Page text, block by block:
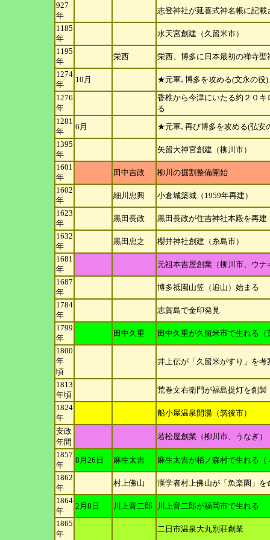
927
年
志登神社が延喜式神名帳に記載
1185
年
水天宮創建（久留米市）
1195
年
栄西
栄西、博多に日本最初の禅寺聖
1274
年
10月
★元軍､博多を攻める(文永の役)
1276
年
香椎から今津にいたる約２０
る
1281
年
6月
★元軍､再び博多を攻める(弘安
1395
年
矢留大神宮創建（柳川市）
1601
年
田中吉政
柳川の掘割整備開始
1602
年
細川忠興
小倉城築城（1959年再建）
1623
年
黒田長政
黒田長政が住吉神社本殿を再建
1632
年
黒田忠之
櫻井神社創建（糸島市）
1681
年
元祖本吉屋創業（柳川市、ウナ
1687
年
博多祗園山笠（追山）始まる
1784
年
志賀島で金印発見
1799
年
田中久重
田中久重が久留米市で生れる
1800
年
頃
井上伝が「久留米がすり」を考
1813
年頃
荒巻文右衛門が福島提灯を創
1824
年
船小屋温泉開湯（筑後市）
安政
年間
若松屋創業（柳川市、うなぎ）
1857
年
8月26日 麻生太吉
麻生太吉が栢ノ森村で生れる
1862
年
村上佛山
漢学者村上佛山が「魚楽園」を
1864
年
2月8日 川上音二郎
川上音二郎が福岡市で生れる
1865
年
二日市温泉大丸別荘創業